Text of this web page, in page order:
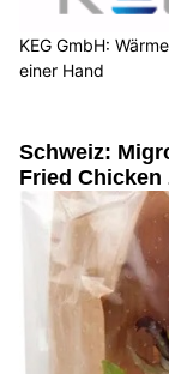
KEG GmbH:
einer Hand
Schweiz:
Fried